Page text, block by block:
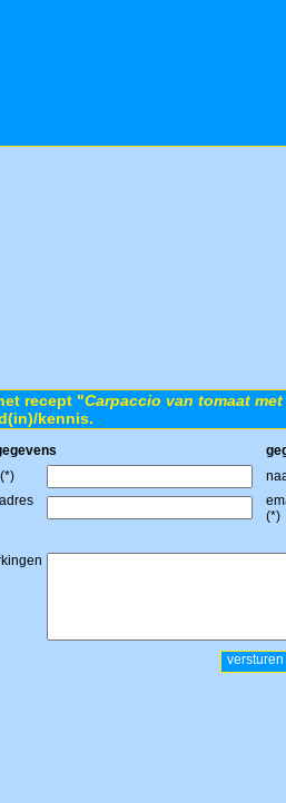
recept "Carpaccio van tomaat
kennis.
(*)